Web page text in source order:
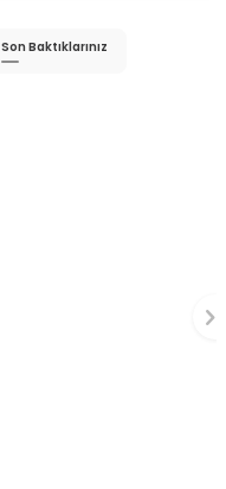
Son Baktıklarınız